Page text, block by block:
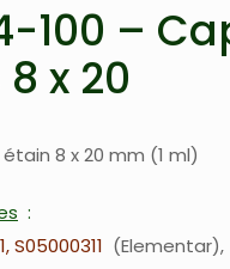
100 –
x 20
8 x 20 mm (1 ml)
S05000311
Elementar